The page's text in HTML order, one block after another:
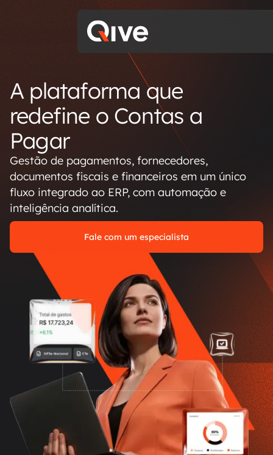
A plataforma que
redefine o Contas a
Pagar
Gestão de pagamentos, fornecedores,
documentos fiscais e financeiros em um único
fluxo integrado ao ERP, com automação e
inteligência analítica.
Fale com um especialista